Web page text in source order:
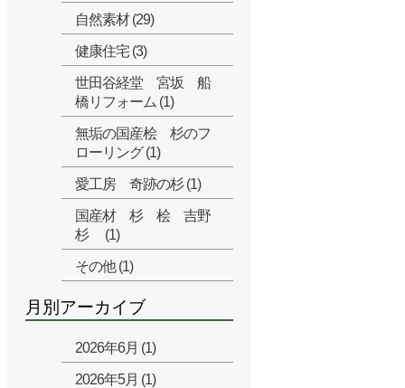
自然素材 (29)
健康住宅 (3)
世田谷経堂 宮坂 船
橋リフォーム (1)
無垢の国産桧 杉のフ
ローリング (1)
愛工房 奇跡の杉 (1)
国産材 杉 桧 吉野
杉 (1)
その他 (1)
月別アーカイブ
2026年6月 (1)
2026年5月 (1)